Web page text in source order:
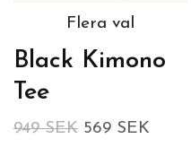
Flera val
Black Kimono
Tee
949 SEK 569 SEK